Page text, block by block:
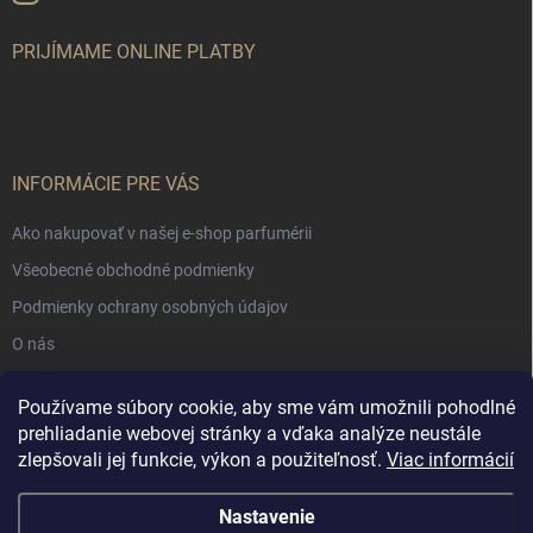
Používame súbory cookie, aby sme vám umožnili pohodlné
prehliadanie webovej stránky a vďaka analýze neustále
zlepšovali jej funkcie, výkon a použiteľnosť. Viac informácií
Nastavenie
PRIJÍMAME ONLINE PLATBY
INFORMÁCIE PRE VÁS
Ako nakupovať v našej e-shop parfumérii
Všeobecné obchodné podmienky
Podmienky ochrany osobných údajov
O nás
NÁKUPNÝ KOŠÍK
0 ks /€0